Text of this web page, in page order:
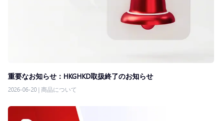
重要なお知らせ：HKGHKD取扱終了のお知らせ
2026-06-20 | 商品について